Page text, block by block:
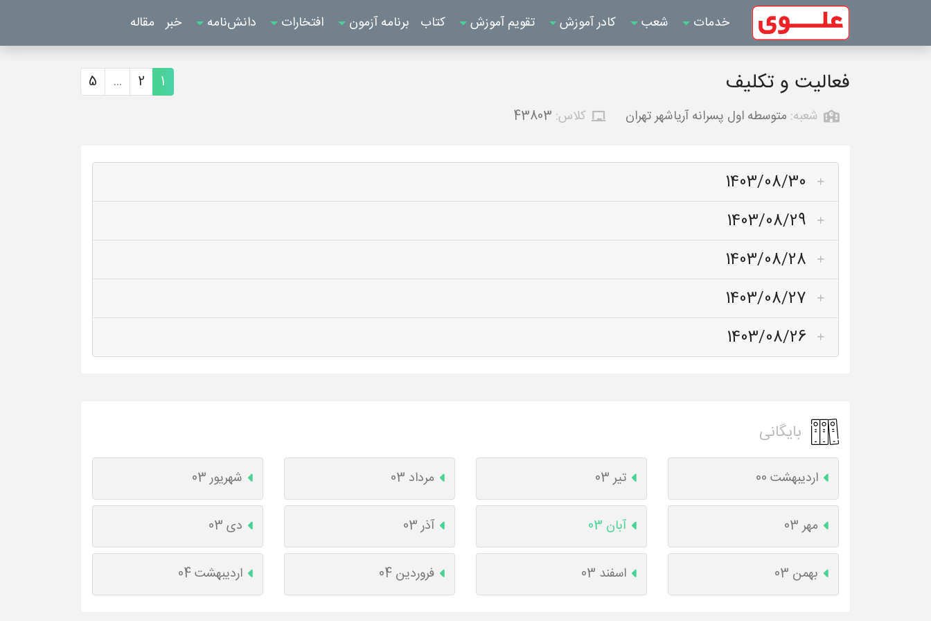
خدمات شعب کادر آموزش تقویم آموزش کتاب برنامه آزمون افتخارات دانش‌نامه خبر مقاله
فعالیت و تکلیف 1
2
...
5
شعبه: متوسطه اول پسرانه آریاشهر تهران کلاس: 43803
1403/08/30
1403/08/29
1403/08/28
1403/08/27
1403/08/26
بایگانی
اردیبهشت 00 تیر 03 مرداد 03 شهریور 03
مهر 03 آبان 03 آذر 03 دی 03
بهمن 03 اسفند 03 فروردین 04 اردیبهشت 04